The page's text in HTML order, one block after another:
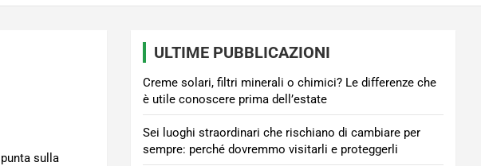
sulla
ULTIME PUBBLICAZIONI
Creme solari, filtri minerali o chimici? Le differenze che
è utile conoscere prima dell’estate
Sei luoghi straordinari che rischiano di cambiare per
sempre: perché dovremmo visitarli e proteggerli